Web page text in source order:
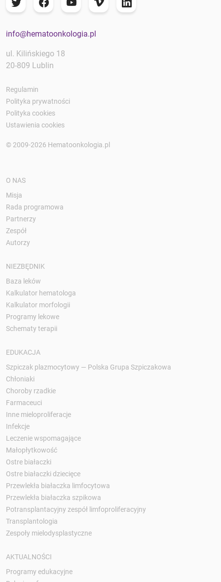
info@hematoonkologia.pl
ul. Kilińskiego 18
20-809 Lublin
Regulamin
Polityka prywatności
Polityka cookies
Ustawienia cookies
© 2009-2026 Hematoonkologia.pl
O NAS
Misja
Rada programowa
Partnerzy
Zespół
Autorzy
NIEZBĘDNIK
Baza leków
Kalkulator hematologa
Kalkulator morfologii
Programy lekowe
Schematy terapii
EDUKACJA
Szpiczak plazmocytowy — Polska Grupa Szpiczakowa
Chłoniaki
Choroby rzadkie
Farmaceuci
Inne mieloproliferacje
Infekcje
Leczenie wspomagające
Małopłytkowość
Ostre białaczki
Ostre białaczki dziecięce
Przewlekła białaczka limfocytowa
Przewlekła białaczka szpikowa
Potransplantacyjny zespół limfoproliferacyjny
Transplantologia
Zespoły mielodysplastyczne
AKTUALNOŚCI
Programy edukacyjne